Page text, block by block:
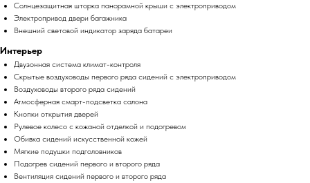
Солнцезащитная шторка панорамной крыши с электроприводом
Электропривод двери багажника
Внешний световой индикатор заряда батареи
Интерьер
Двузонная система климат-контроля
Скрытые воздуховоды первого ряда сидений с электроприводом
Воздуховоды второго ряда сидений
Атмосферная смарт-подсветка салона
Кнопки открытия дверей
Рулевое колесо с кожаной отделкой и подогревом
Обивка сидений искусственной кожей
Мягкие подушки подголовников
Подогрев сидений первого и второго ряда
Вентиляция сидений первого и второго ряда